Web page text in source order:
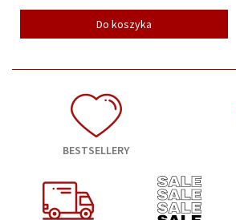
Do koszyka
BESTSELLERY